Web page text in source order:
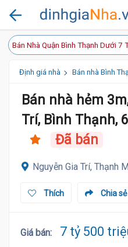
Bán Nhà Quận Bình Thạnh Dưới 7
Định giá nhà Bán nhà Bình
Bán nhà hẻm
Trí, Bình Thạnh,
Đã bán
Nguyễn Gia Trí, Thạnh
Chia sẻ
Thích
Giá bán: 7 tỷ 500